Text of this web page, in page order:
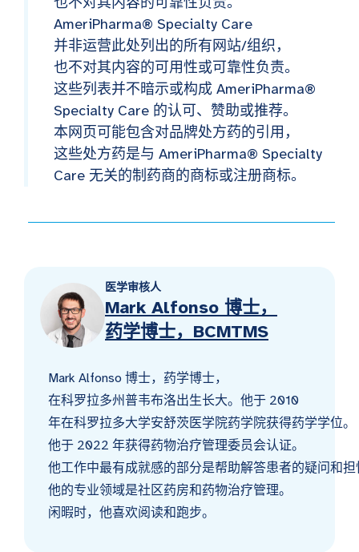
AmeriPharma® Specialty Care
并非运营此处列出的所有网站/组织，
也不对其内容的可用性或可靠性负责。
这些列表并不暗示或构成 AmeriPharma®
Specialty Care 的认可、赞助或推荐。
本网页可能包含对品牌处方药的引用，
这些处方药是与 AmeriPharma® Specialty
Care 无关的制药商的商标或注册商标。
医学审核人
Mark Alfonso 博士，
药学博士，BCMTMS
Mark Alfonso 博士，药学博士，
在科罗拉多州普韦布洛出生长大。他于 2010
年在科罗拉多大学安舒茨医学院药学院获得药学学位。
他于 2022 年获得药物治疗管理委员会认证。
他工作中最有成就感的部分是帮助解答患者的疑问和担
他的专业领域是社区药房和药物治疗管理。
闲暇时，他喜欢阅读和跑步。